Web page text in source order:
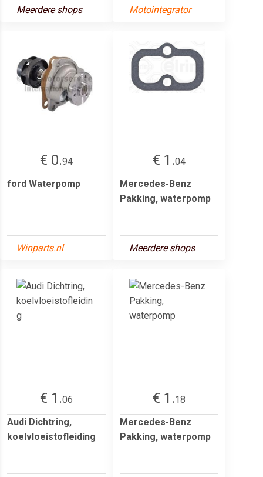
Meerdere shops Motointegrator
€ 0.94
ford Waterpomp
Winparts.nl
€ 1.04
Mercedes-Benz
Pakking, waterpomp
Meerdere shops
€ 1.06
Audi Dichtring,
koelvloeistofleiding
€ 1.18
Mercedes-Benz
Pakking, waterpomp